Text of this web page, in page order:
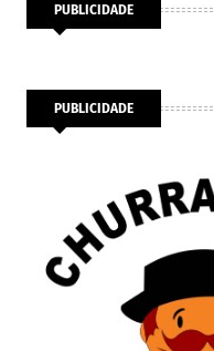
PUBLICIDADE
PUBLICIDADE